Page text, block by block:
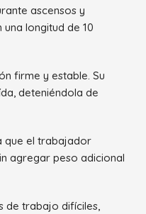
ascensos y
longitud de 10
firme y estable. Su
deteniéndola de
que el trabajador
agregar peso adicional
de trabajo difíciles,